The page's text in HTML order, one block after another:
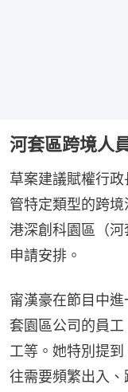
河套區跨境人
草案建議賦權行
管特定類型的跨
港深創科園區（
申請安排。
甯漢豪在節目中
套園區公司的員
工等。她特別提
往需要頻繁出入